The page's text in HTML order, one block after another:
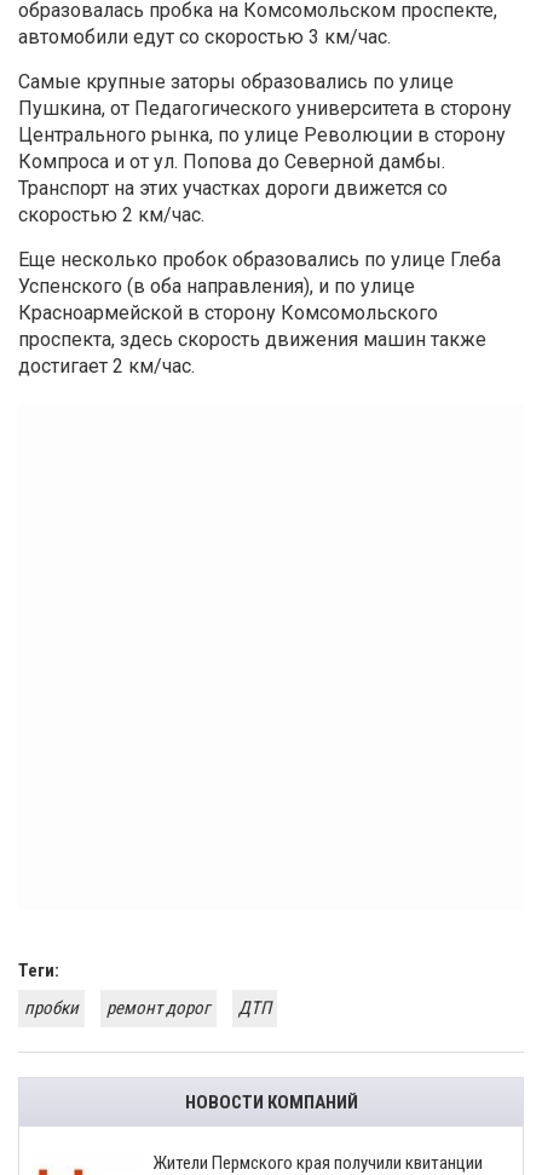
образовалась пробка на Комсомольском проспекте,
автомобили едут со скоростью 3 км/час.
Самые крупные заторы образовались по улице
Пушкина, от Педагогического университета в сторону
Центрального рынка, по улице Революции в сторону
Компроса и от ул. Попова до Северной дамбы.
Транспорт на этих участках дороги движется со
скоростью 2 км/час.
Еще несколько пробок образовались по улице Глеба
Успенского (в оба направления), и по улице
Красноармейской в сторону Комсомольского
проспекта, здесь скорость движения машин также
достигает 2 км/час.
Теги:
пробки
ремонт дорог ДТП
НОВОСТИ КОМПАНИЙ
​Жители Пермского края получили квитанции